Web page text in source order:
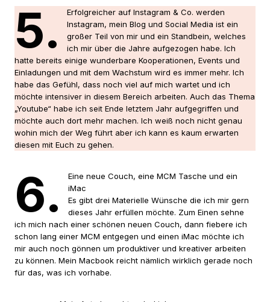
5.
Erfolgreicher auf Instagram & Co. werden
Instagram, mein Blog und Social Media ist ein
großer Teil von mir und ein Standbein, welches
ich mir über die Jahre aufgezogen habe. Ich
hatte bereits einige wunderbare Kooperationen, Events und
Einladungen und mit dem Wachstum wird es immer mehr. Ich
habe das Gefühl, dass noch viel auf mich wartet und ich
möchte intensiver in diesem Bereich arbeiten. Auch das Thema
„Youtube“ habe ich seit Ende letztem Jahr aufgegriffen und
möchte auch dort mehr machen. Ich weiß noch nicht genau
wohin mich der Weg führt aber ich kann es kaum erwarten
diesen mit Euch zu gehen.
6.
Eine neue Couch, eine MCM Tasche und ein
iMac
Es gibt drei Materielle Wünsche die ich mir gern
dieses Jahr erfüllen möchte. Zum Einen sehne
ich mich nach einer schönen neuen Couch, dann fiebere ich
schon lang einer MCM entgegen und einen iMac möchte ich
mir auch noch gönnen um produktiver und kreativer arbeiten
zu können. Mein Macbook reicht nämlich wirklich gerade noch
für das, was ich vorhabe.